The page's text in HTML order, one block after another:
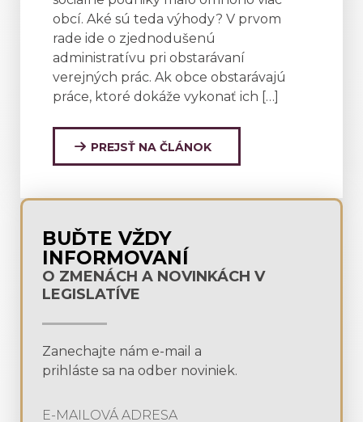
obcí. Aké sú teda výhody? V prvom
rade ide o zjednodušenú
administratívu pri obstarávaní
verejných prác. Ak obce obstarávajú
práce, ktoré dokáže vykonať ich […]
PREJSŤ NA ČLÁNOK
BUĎTE VŽDY
INFORMOVANÍ
O ZMENÁCH A NOVINKÁCH V
LEGISLATÍVE
Zanechajte nám e-mail a
prihláste sa na odber noviniek.